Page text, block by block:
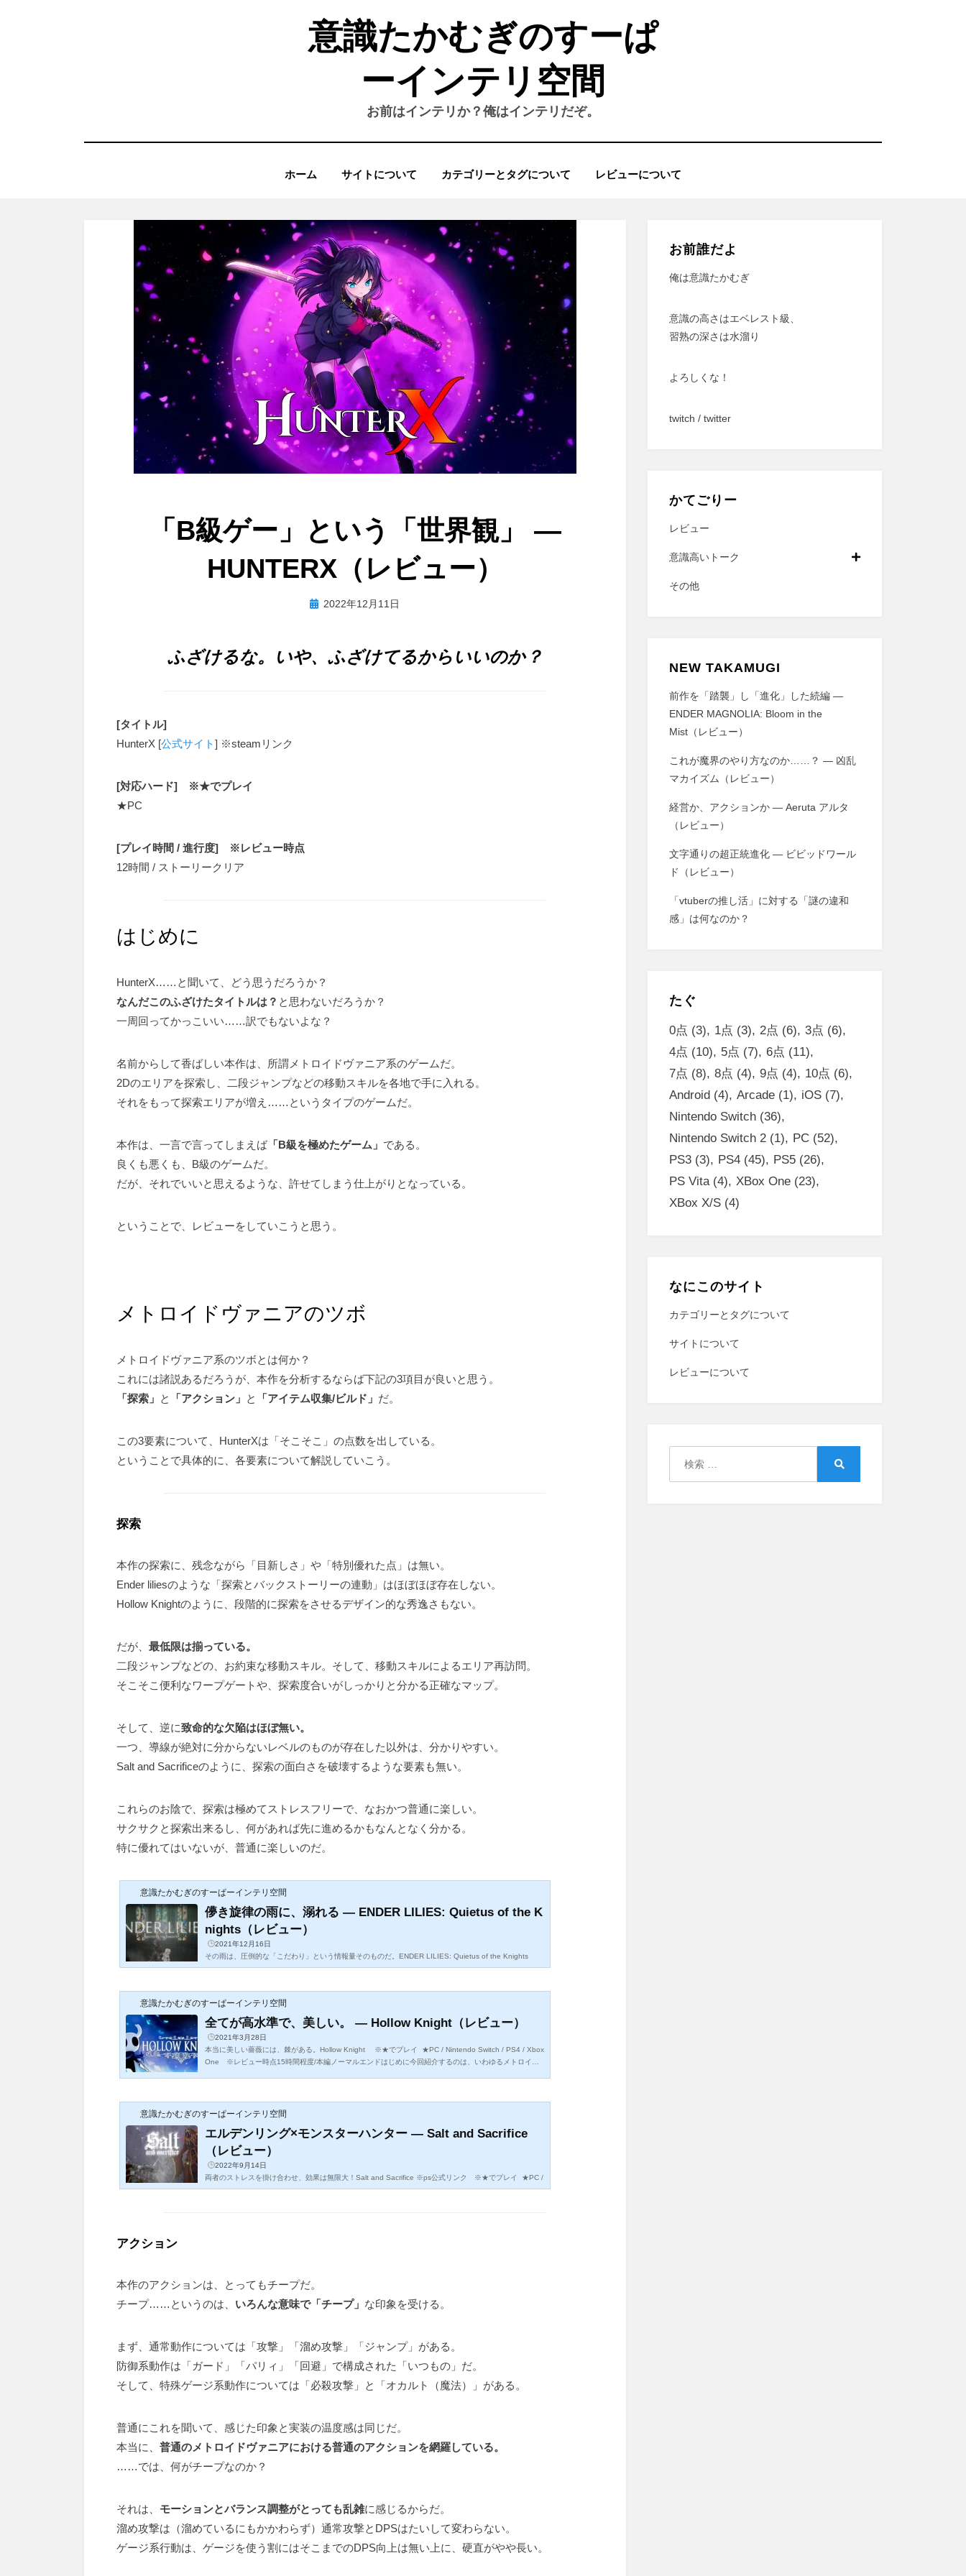
意識たかむぎのすーぱ
ーインテリ空間
お前はインテリか？俺はインテリだぞ。
ホーム サイトについて カテゴリーとタグについて レビューについて
「B級ゲー」という「世界観」 ―
HUNTERX（レビュー）
投稿者おわむぎ
投 2022年12月11日
ふざけるな。いや、ふざけてるからいいのか？
[タイトル]
HunterX [公式サイト] ※steamリンク
[対応ハード] ※★でプレイ
★PC
[プレイ時間 / 進行度] ※レビュー時点
12時間 / ストーリークリア
はじめに
HunterX……と聞いて、どう思うだろうか？
なんだこのふざけたタイトルは？ と思わないだろうか？
一周回ってかっこいい……訳でもないよな？
名前からして香ばしい本作は、所謂メトロイドヴァニア系のゲームだ。
2Dのエリアを探索し、二段ジャンプなどの移動スキルを各地で手に入れる。
それをもって探索エリアが増え……というタイプのゲームだ。
本作は、一言で言ってしまえば「B級を極めたゲーム」 である。
良くも悪くも、B級のゲームだ。
だが、それでいいと思えるような、許せてしまう仕上がりとなっている。
ということで、レビューをしていこうと思う。
メトロイドヴァニアのツボ
メトロイドヴァニア系のツボとは何か？
これには諸説あるだろうが、本作を分析するならば下記の3項目が良いと思う。
「探索」 と 「アクション」 と 「アイテム収集/ビルド」 だ。
この3要素について、HunterXは「そこそこ」の点数を出している。
ということで具体的に、各要素について解説していこう。
探索
本作の探索に、残念ながら「目新しさ」や「特別優れた点」は無い。
Ender liliesのような「探索とバックストーリーの連動」はほぼほぼ存在しない。
Hollow Knightのように、段階的に探索をさせるデザイン的な秀逸さもない。
だが、 最低限は揃っている。
二段ジャンプなどの、お約束な移動スキル。そして、移動スキルによるエリア再訪問。
そこそこ便利なワープゲートや、探索度合いがしっかりと分かる正確なマップ。
そして、逆に致命的な欠陥はほぼ無い。
一つ、導線が絶対に分からないレベルのものが存在した以外は、分かりやすい。
Salt and Sacrificeのように、探索の面白さを破壊するような要素も無い。
これらのお陰で、探索は極めてストレスフリーで、なおかつ普通に楽しい。
サクサクと探索出来るし、何があれば先に進めるかもなんとなく分かる。
特に優れてはいないが、普通に楽しいのだ。
意識たかむぎのすーぱーインテリ空間
儚き旋律の雨に、溺れる ― ENDER LILIES: Quietus of the K
nights（レビュー）
2021年12月16日
その雨は、圧倒的な「こだわり」という情報量そのものだ。ENDER LILIES: Quietus of the Knights
※★でプレイ ★PC / XBox One / Nintendo switch / PS4 ※レビュー時点20時間 / エンディング・手記
意識たかむぎのすーぱーインテリ空間
全てが高水準で、美しい。 ― Hollow Knight（レビュー）
2021年3月28日
本当に美しい薔薇には、棘がある。Hollow Knight ※★でプレイ ★PC / Nintendo Switch / PS4 / Xbox
One ※レビュー時点15時間程度/本編ノーマルエンドはじめに今回紹介するのは、いわゆるメトロイド
意識たかむぎのすーぱーインテリ空間
エルデンリング×モンスターハンター ― Salt and Sacrifice
（レビュー）
2022年9月14日
両者のストレスを掛け合わせ、効果は無限大！Salt and Sacrifice ※ps公式リンク ※★でプレイ ★PC /
PS4 / PS5 ※レビュー時点15時間弱 / ストーリークリアはじめに今回紹介するのは「salt and sanctuar
アクション
本作のアクションは、とってもチープだ。
チープ……というのは、 いろんな意味で「チープ」 な印象を受ける。
まず、通常動作については「攻撃」「溜め攻撃」「ジャンプ」がある。
防御系動作は「ガード」「パリィ」「回避」で構成された「いつもの」だ。
そして、特殊ゲージ系動作については「必殺攻撃」と「オカルト（魔法）」がある。
普通にこれを聞いて、感じた印象と実装の温度感は同じだ。
本当に、 普通のメトロイドヴァニアにおける普通のアクションを網羅している。
……では、何がチープなのか？
それは、 モーションとバランス調整がとっても乱雑に感じるからだ。
溜め攻撃は（溜めているにもかかわらず）通常攻撃とDPSはたいして変わらない。
ゲージ系行動は、ゲージを使う割にはそこまでのDPS向上は無い上に、硬直がやや長い。
お前誰だよ
俺は意識たかむぎ
意識の高さはエベレスト級、
習熟の深さは水溜り
よろしくな！
twitch / twitter
かてごりー
レビュー
意識高いトーク
その他
NEW TAKAMUGI
前作を「踏襲」し「進化」した続編 ―
ENDER MAGNOLIA: Bloom in the
Mist（レビュー）
これが魔界のやり方なのか……？ ― 凶乱
マカイズム（レビュー）
経営か、アクションか ― Aeruta アルタ
（レビュー）
文字通りの超正統進化 ― ビビッドワール
ド（レビュー）
「vtuberの推し活」に対する「謎の違和
感」は何なのか？
たぐ
0点 (3) 1点 (3) 2点 (6) 3点 (6)
4点 (10) 5点 (7) 6点 (11)
7点 (8) 8点 (4) 9点 (4) 10点 (6)
Android(4) Arcade(1) iOS(7)
Nintendo Switch(36)
Nintendo Switch 2(1) PC(52)
PS3(3) PS4(45) PS5(26)
PS Vita(4) XBox One(23)
XBox X/S(4)
なにこのサイト
カテゴリーとタグについて
サイトについて
レビューについて